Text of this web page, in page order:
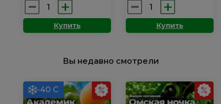
Количество
товара
Клематис:Купить
Количество
товара
Клематис:Купить
Вы недавно смотрели
-40 С